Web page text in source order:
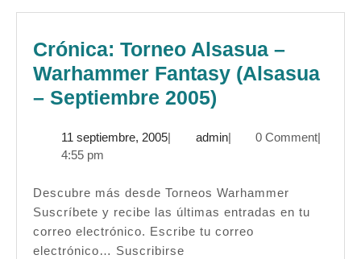
Crónica: Torneo Alsasua –
Warhammer Fantasy (Alsasua
– Septiembre 2005)
Alsasua
Warhammer
Fantasy
(Alsasua
11 septiembre, 200511
| adminadmin
| 0 Comment|
4:55 pm
Descubre más desde Torneos Warhammer
Suscríbete y recibe las últimas entradas en tu
correo electrónico. Escribe tu correo
electrónico… Suscribirse